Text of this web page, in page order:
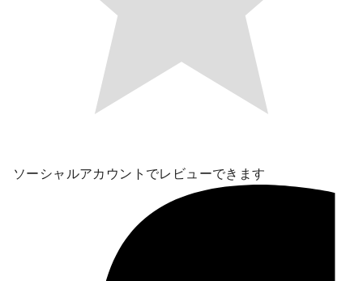
ソーシャルアカウントでレビューできます